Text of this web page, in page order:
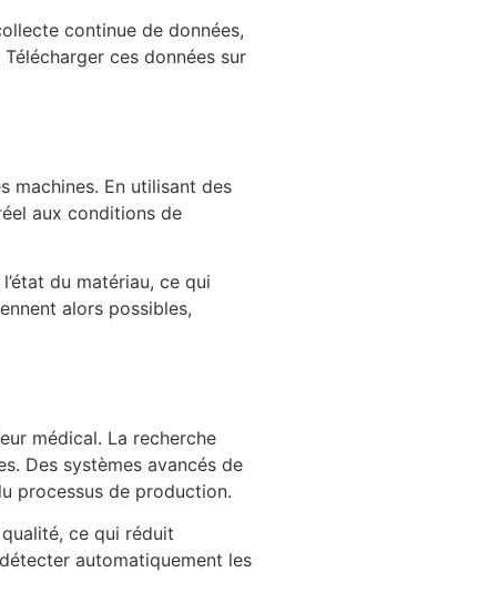
continue de données,
ces données sur
machines. En utilisant des
aux conditions de
du matériau, ce qui
alors possibles,
médical. La recherche
Des systèmes avancés de
processus de production.
ce qui réduit
automatiquement les